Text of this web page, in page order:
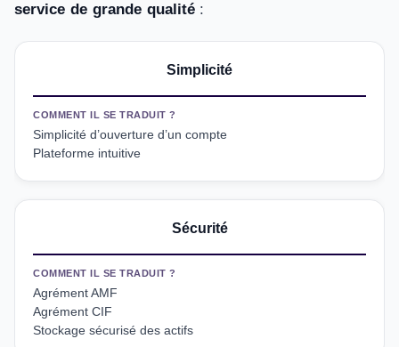
service de grande qualité:
Simplicité
COMMENT IL SE TRADUIT ?
Simplicité d’ouverture d’un compte
Plateforme intuitive
Sécurité
COMMENT IL SE TRADUIT ?
Agrément AMF
Agrément CIF
Stockage sécurisé des actifs